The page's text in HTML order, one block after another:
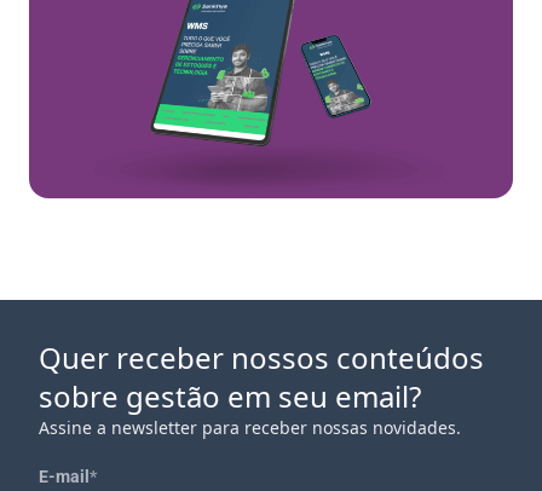
Quer receber nossos conteúdos
sobre gestão em seu email?
Assine a newsletter para receber nossas novidades.
E-mail *